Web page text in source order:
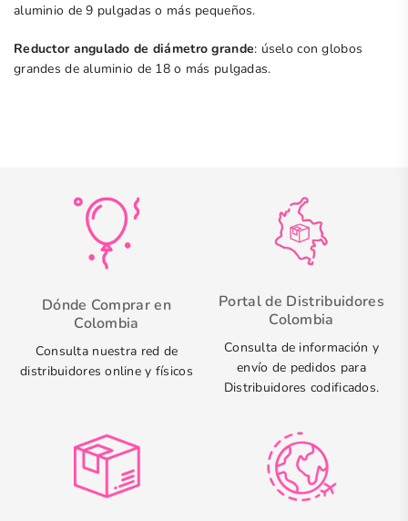
aluminio de 9 pulgadas o más pequeños.
Reductor angulado de diámetro grande: úselo con globos
grandes de aluminio de 18 o más pulgadas.
Dónde Comprar en
Colombia
Consulta nuestra red de
distribuidores online y físicos
Portal de Distribuidores
Colombia
Consulta de información y
envío de pedidos para
Distribuidores codificados.